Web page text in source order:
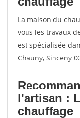
La maison du
vous les travaux
est spécialisée
Chauny, Sinceny
l'artisan :
chauffage